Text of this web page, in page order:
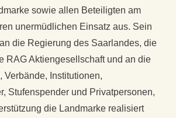
sowie allen Beteiligten am
unermüdlichen Einsatz aus. Sein
die Regierung des Saarlandes, die
RAG Aktiengesellschaft und an die
Verbände, Institutionen,
Stufenspender und Privatpersonen,
die Landmarke realisiert